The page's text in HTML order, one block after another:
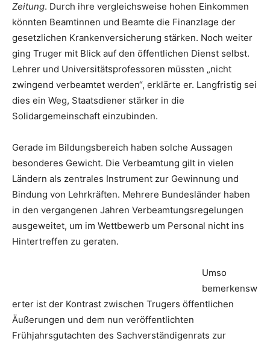
Zeitung. Durch ihre vergleichsweise hohen Einkommen
könnten Beamtinnen und Beamte die Finanzlage der
gesetzlichen Krankenversicherung stärken. Noch weiter
ging Truger mit Blick auf den öffentlichen Dienst selbst.
Lehrer und Universitätsprofessoren müssten „nicht
zwingend verbeamtet werden“, erklärte er. Langfristig sei
dies ein Weg, Staatsdiener stärker in die
Solidargemeinschaft einzubinden.
Gerade im Bildungsbereich haben solche Aussagen
besonderes Gewicht. Die Verbeamtung gilt in vielen
Ländern als zentrales Instrument zur Gewinnung und
Bindung von Lehrkräften. Mehrere Bundesländer haben
in den vergangenen Jahren Verbeamtungsregelungen
ausgeweitet, um im Wettbewerb um Personal nicht ins
Hintertreffen zu geraten.
Umso
bemerkensw
erter ist der Kontrast zwischen Trugers öffentlichen
Äußerungen und dem nun veröffentlichten
Frühjahrsgutachten des Sachverständigenrats zur